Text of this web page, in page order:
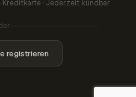
Kreditkarte · Jederzeit kündbar
registrieren